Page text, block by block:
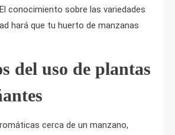
conocimiento sobre las variedades
hará que tu huerto de manzanas
del uso de plantas
cerca de un manzano,